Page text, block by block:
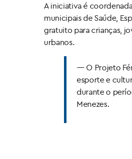
A iniciativa é
municipais de Saúde,
gratuito para crianças,
urbanos.
— O Projeto
esporte e
durante o
Menezes.